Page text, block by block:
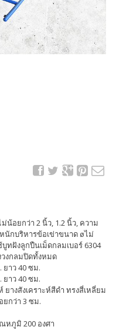
น้อยกว่า 2 นิ้ว, 1.2 นิ้ว, ความ
นักบริหารข้อเข่าขนาด øไม่
ทฝังลูกปืนเม็ดกลมเบอร์ 6304
งกลมปิดทั้งหมด
ยาว 40 ซม.
ยาว 40 ซม.
ยางสังเคราะห์สีดำ ทรงสี่เหลี่ยม
กว่า 3 ซม.
หภูมิ 200 องศา